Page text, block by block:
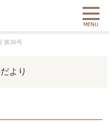
第36号
より